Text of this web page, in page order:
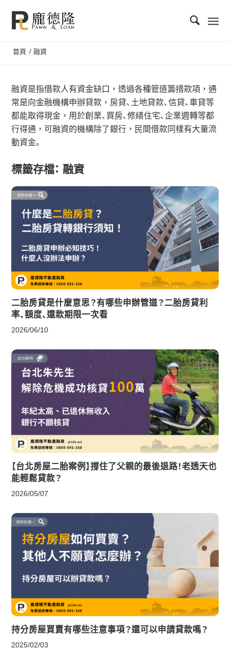
首頁 / 融資
融資是指借款人有資金缺口，透過各種管道籌措款項，通
常是向金融機構申辦貸款，房貸、土地貸款、信貸、車貸等
都能取得現金，用於創業、買房、修繕住宅、企業週轉等都
行得通，可融資的機構除了銀行，民間借款同樣有大量流
動資金。
標籤存檔： 融資
二胎房貸是什麼意思？有哪些申辦管道？二胎房貸利
率、額度、還款期限一次看
2026/06/10
【台北房屋二胎案例】撐住了父親的最後退路！老透天也
能輕鬆貸款？
2026/05/07
持分房屋買賣有哪些注意事項？還可以申請貸款嗎？
2025/02/03